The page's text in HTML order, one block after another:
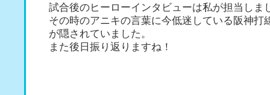
試合後のヒーローインタビューは私が担当しま
その時のアニキの言葉に今低迷している阪神打
が隠されていました。
また後日振り返りますね！